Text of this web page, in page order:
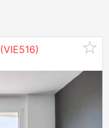
(VIE516)